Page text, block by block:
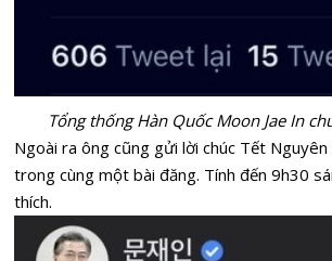
Tổng thống Hàn Quốc Moon Jae In
Ngoài ra ông cũng gửi lời chúc Tết
trong cùng một bài đăng. Tính đến 9h30
thích.